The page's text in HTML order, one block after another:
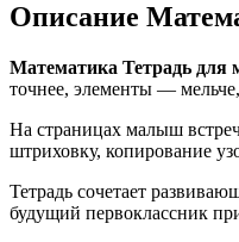
Описание
Математика Тетрадь для
точнее, элементы —
На страницах малыш
штриховку, копирование
Тетрадь сочетает
будущий первоклассник